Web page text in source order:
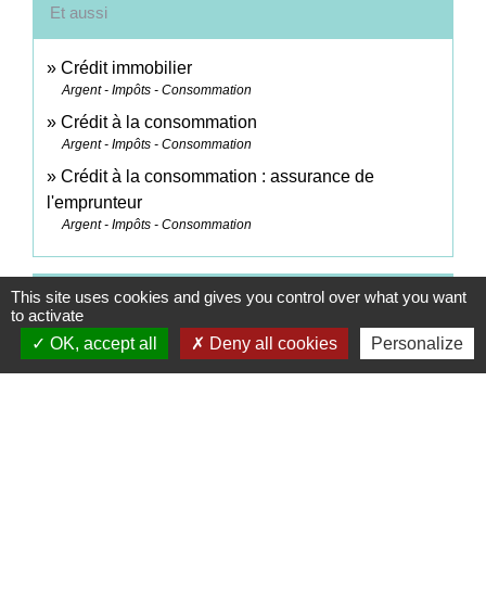
Et aussi
Crédit immobilier
Argent - Impôts - Consommation
Crédit à la consommation
Argent - Impôts - Consommation
Crédit à la consommation : assurance de
l'emprunteur
Argent - Impôts - Consommation
Pour en savoir plus
Travaux : quelques conseils pour choisir un
This site uses cookies and gives you control over what you want
to activate
OK, accept all
Deny all cookies Personalize